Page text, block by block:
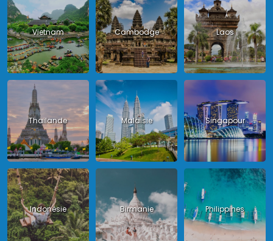
Vietnam Cambodge Laos
Thailande Malaisie Singapour
Indonésie Birmanie Philippines